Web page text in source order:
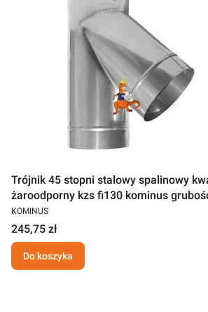
Trójnik 45 stopni stalowy spalinowy
żaroodporny kzs fi130 kominus
KOMINUS
245,75 zł
Do koszyka